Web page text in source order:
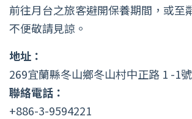
前往月台之旅客避開保養期間，或至
不便敬請見諒。
地址：
269宜蘭縣冬山鄉冬山村中正路 1 -1號
聯絡電話：
+886-3-9594221